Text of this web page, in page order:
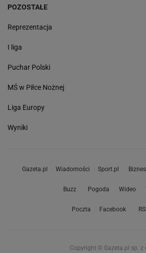
POZOSTAŁE
Reprezentacja
I liga
Puchar Polski
MŚ w Piłce Nożnej
Liga Europy
Wyniki
Gazeta.pl Wiadomości Sport.pl Biznes
Buzz Pogoda Wideo
Poczta Facebook
Copyright © Gazeta.pl sp. z